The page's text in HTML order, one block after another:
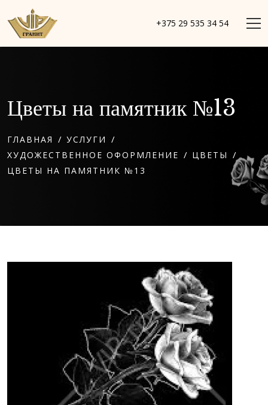
+375 29 535 34 54
Цветы на памятник №13
ГЛАВНАЯ / УСЛУГИ /
ХУДОЖЕСТВЕННОЕ ОФОРМЛЕНИЕ / ЦВЕТЫ /
ЦВЕТЫ НА ПАМЯТНИК №13